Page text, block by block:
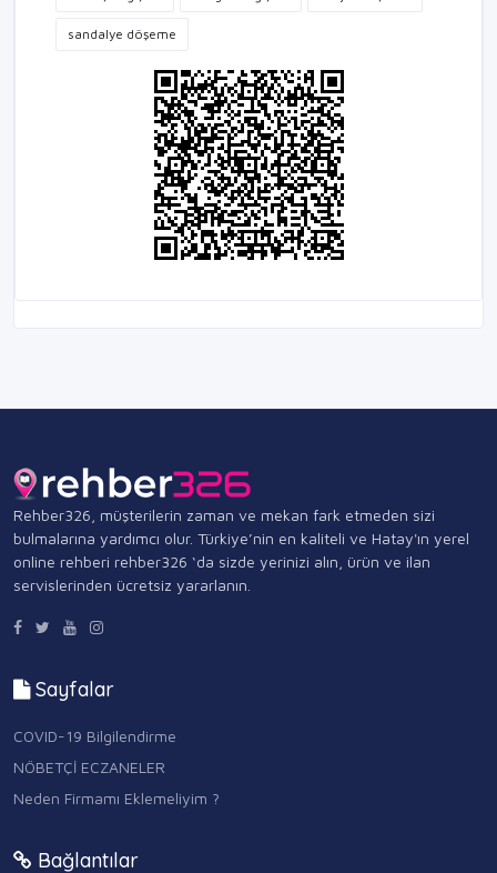
sandalye döşeme
Rehber326, müşterilerin zaman ve mekan fark etmeden sizi
bulmalarına yardımcı olur. Türkiye’nin en kaliteli ve Hatay'ın yerel
online rehberi rehber326 ‘da sizde yerinizi alın, ürün ve ilan
servislerinden ücretsiz yararlanın.
Sayfalar
COVID-19 Bilgilendirme
NÖBETÇİ ECZANELER
Neden Firmamı Eklemeliyim ?
Bağlantılar